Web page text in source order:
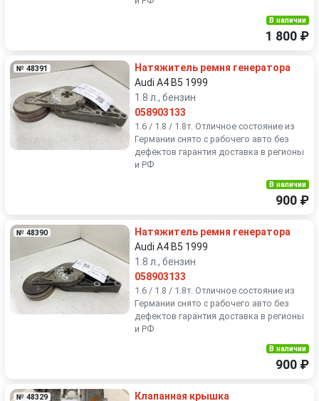
В наличии
1 800 ₽
№ 48391
Натяжитель ремня генератора
Audi A4 B5 1999
1.8 л., бензин
058903133
1.6 / 1.8 / 1.8т. Отличное состояние из
Германии снято с рабочего авто без
дефектов гарантия доставка в регионы
и РФ
В наличии
900 ₽
№ 48390
Натяжитель ремня генератора
Audi A4 B5 1999
1.8 л., бензин
058903133
1.6 / 1.8 / 1.8т. Отличное состояние из
Германии снято с рабочего авто без
дефектов гарантия доставка в регионы
и РФ
В наличии
900 ₽
№ 48329
Клапанная крышка